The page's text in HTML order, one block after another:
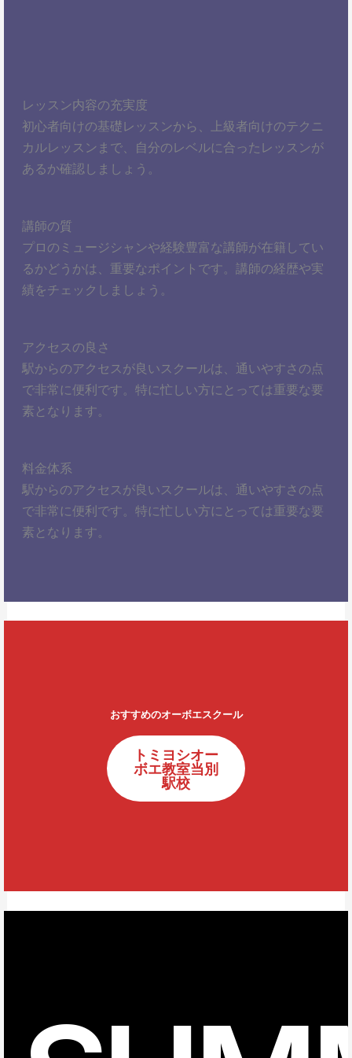
レッスン内容の充実度
初心者向けの基礎レッスンから、上級者向けのテクニ
カルレッスンまで、自分のレベルに合ったレッスンが
あるか確認しましょう。
講師の質
プロのミュージシャンや経験豊富な講師が在籍してい
るかどうかは、重要なポイントです。講師の経歴や実
績をチェックしましょう。
アクセスの良さ
駅からのアクセスが良いスクールは、通いやすさの点
で非常に便利です。特に忙しい方にとっては重要な要
素となります。
料金体系
駅からのアクセスが良いスクールは、通いやすさの点
で非常に便利です。特に忙しい方にとっては重要な要
素となります。
おすすめのオーボエスクール
トミヨシオー
ボエ教室当別
駅校